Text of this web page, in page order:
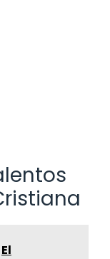
El